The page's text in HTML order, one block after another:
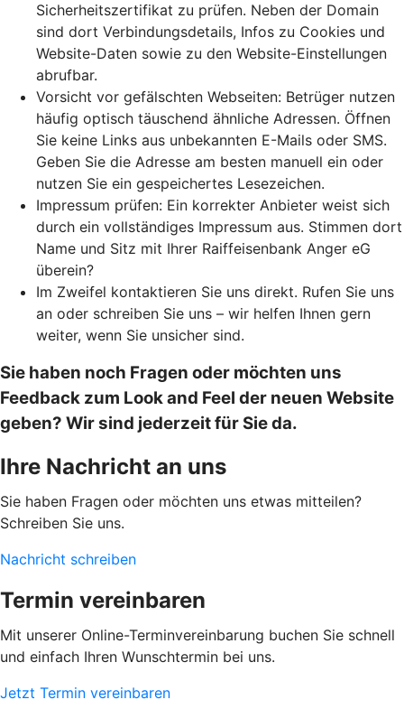
Sicherheitszertifikat zu prüfen. Neben der Domain
sind dort Verbindungsdetails, Infos zu Cookies und
Website-Daten sowie zu den Website-Einstellungen
abrufbar.
Vorsicht vor gefälschten Webseiten: Betrüger nutzen
häufig optisch täuschend ähnliche Adressen. Öffnen
Sie keine Links aus unbekannten E-Mails oder SMS.
Geben Sie die Adresse am besten manuell ein oder
nutzen Sie ein gespeichertes Lesezeichen.
Impressum prüfen: Ein korrekter Anbieter weist sich
durch ein vollständiges Impressum aus. Stimmen dort
Name und Sitz mit Ihrer Raiffeisenbank Anger eG
überein?
Im Zweifel kontaktieren Sie uns direkt. Rufen Sie uns
an oder schreiben Sie uns – wir helfen Ihnen gern
weiter, wenn Sie unsicher sind.
Sie haben noch Fragen oder möchten uns
Feedback zum Look and Feel der neuen Website
geben? Wir sind jederzeit für Sie da.
Ihre Nachricht an uns
Sie haben Fragen oder möchten uns etwas mitteilen?
Schreiben Sie uns.
Nachricht schreiben
Termin vereinbaren
Mit unserer Online-Terminvereinbarung buchen Sie schnell
und einfach Ihren Wunschtermin bei uns.
Jetzt Termin vereinbaren